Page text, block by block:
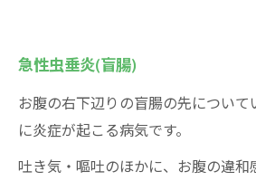
急性虫垂炎(盲腸)
お腹の右下辺りの盲腸の先につい
に炎症が起こる病気です。
吐き気・嘔吐のほかに、お腹の違